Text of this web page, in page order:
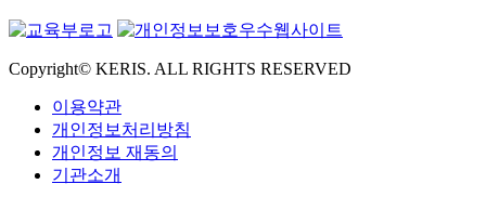
Copyright© KERIS. ALL RIGHTS RESERVED
이용약관
개인정보처리방침
개인정보 재동의
기관소개